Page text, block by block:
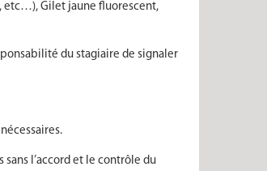
etc…), Gilet jaune fluorescent,
du stagiaire de signaler
l’accord et le contrôle du